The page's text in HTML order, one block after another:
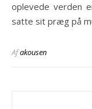
oplevede verden
satte sit præg på
Afakousen